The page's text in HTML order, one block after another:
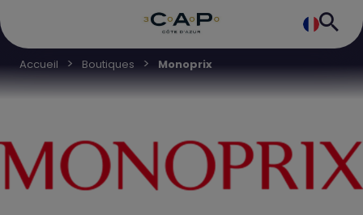
Accueil Boutiques Monoprix